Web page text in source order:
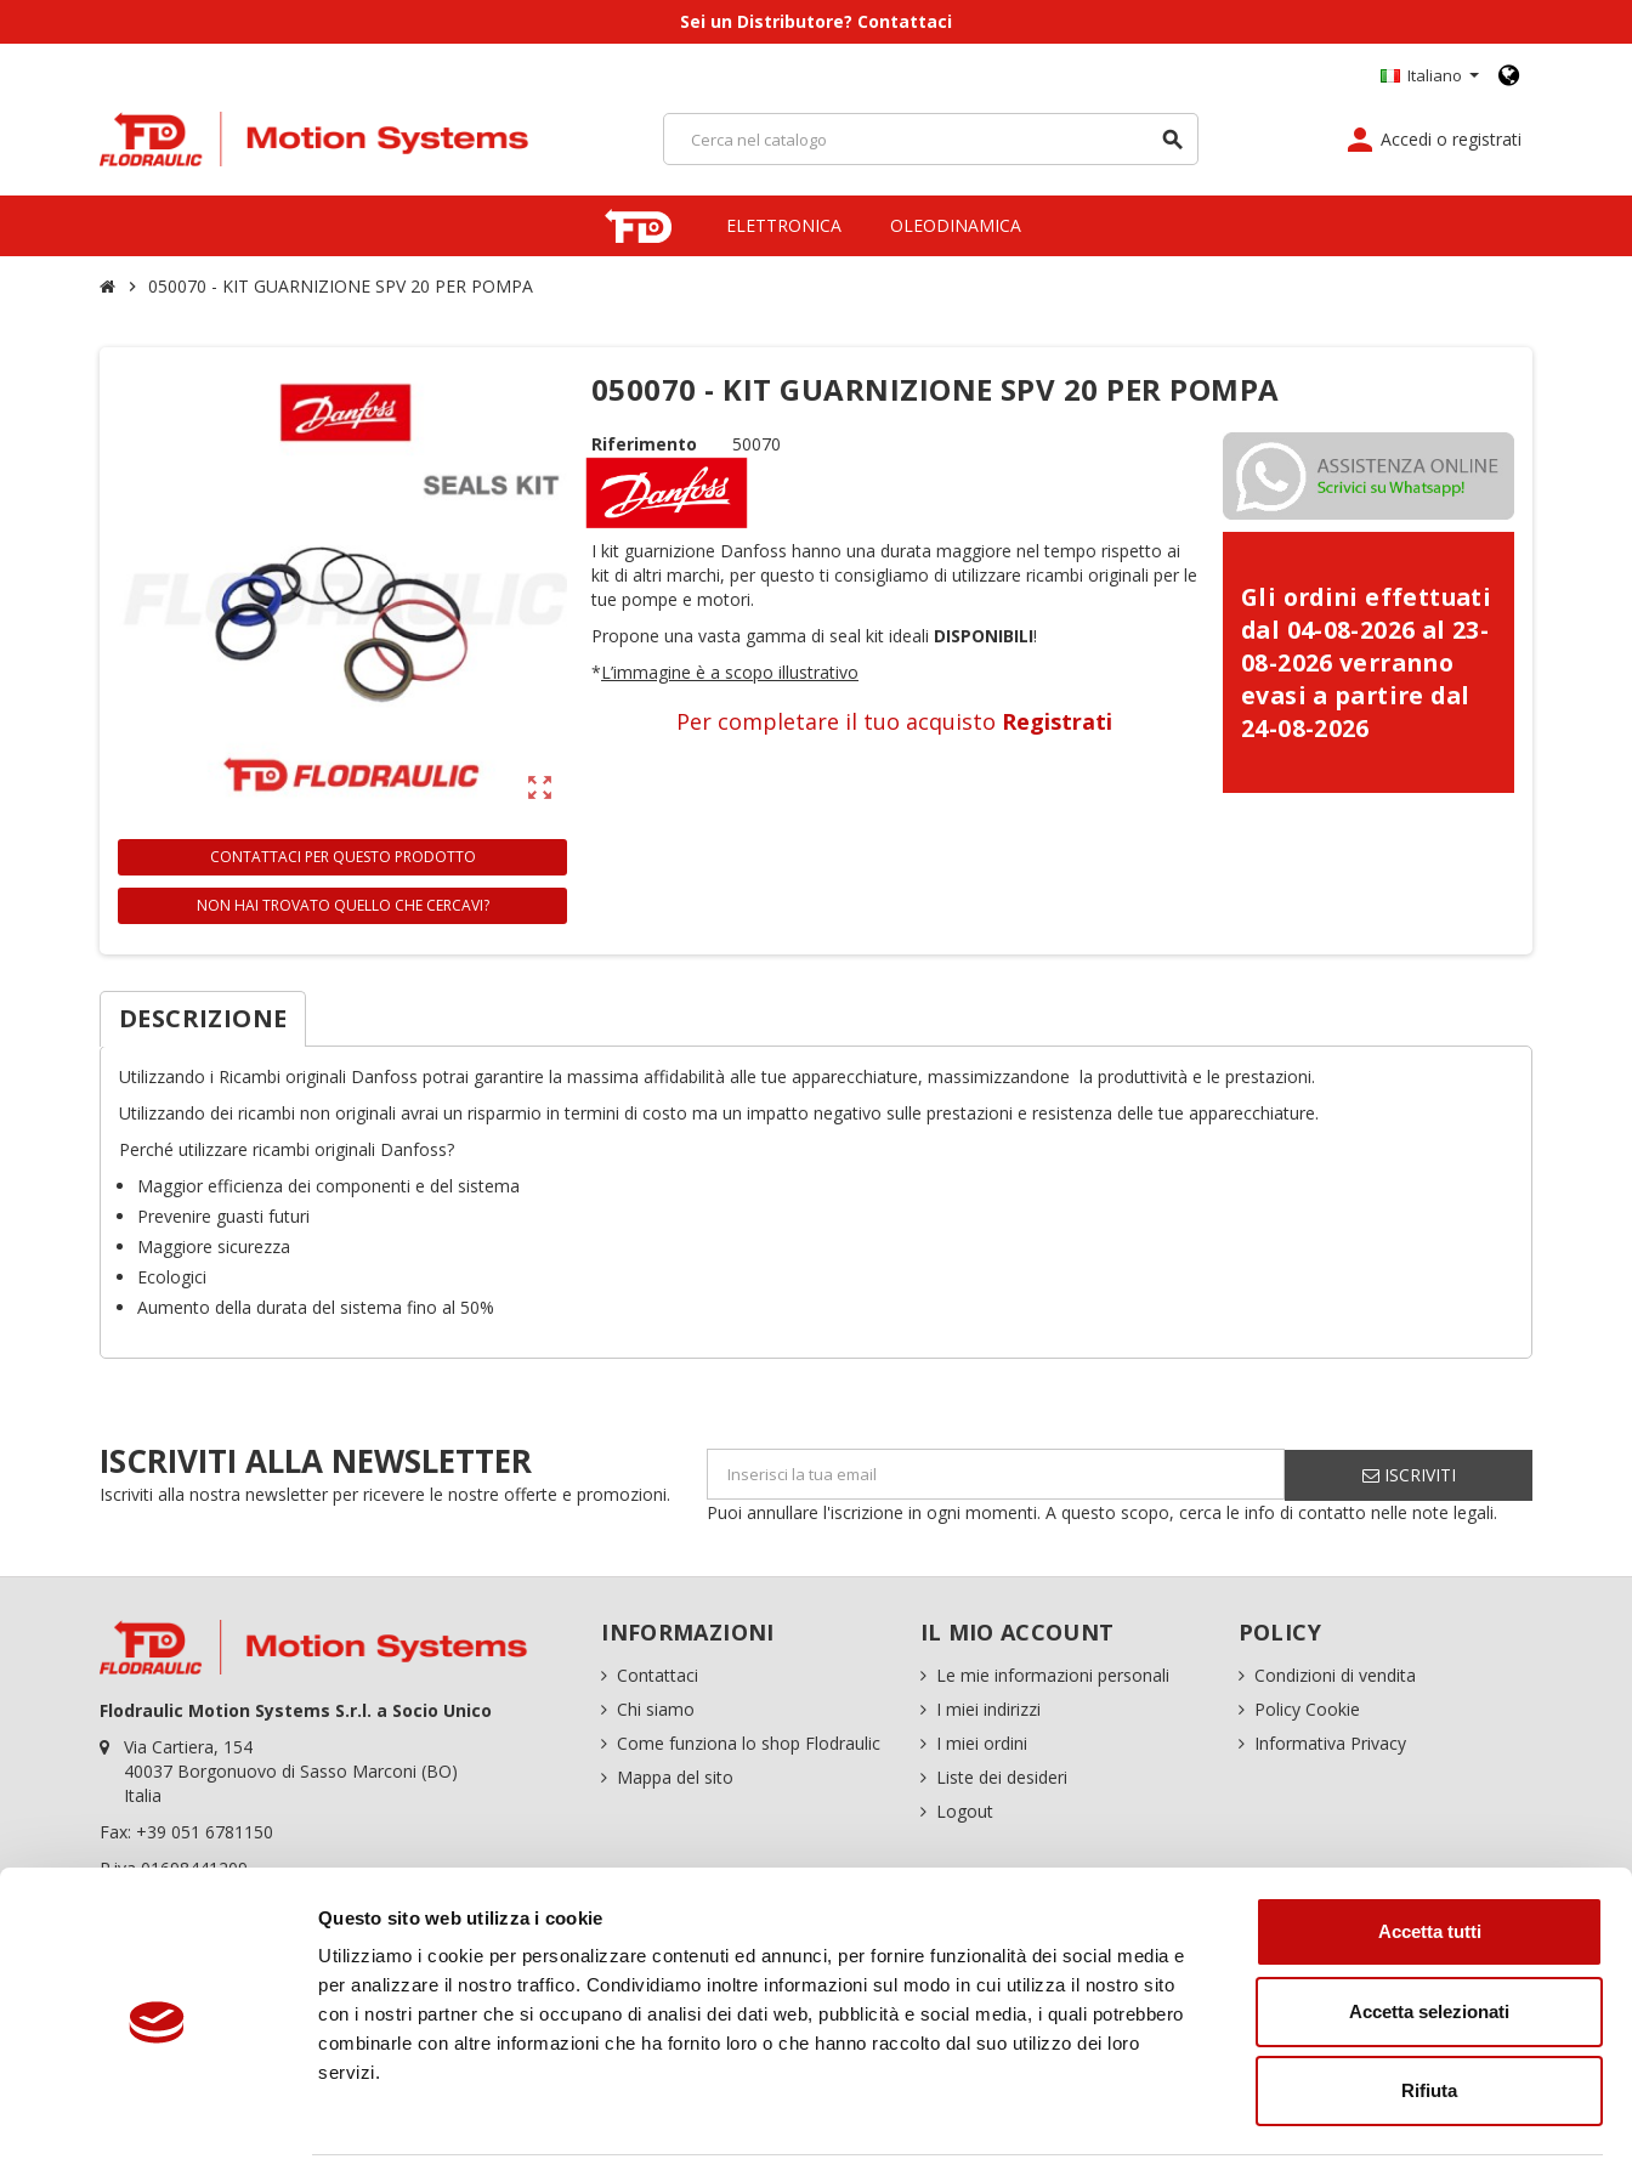
Questo sito web utilizza i cookie
Utilizziamo i cookie per personalizzare contenuti ed annunci, per fornire funzionalità dei social media e
per analizzare il nostro traffico. Condividiamo inoltre informazioni sul modo in cui utilizza il nostro sito
con i nostri partner che si occupano di analisi dei dati web, pubblicità e social media, i quali potrebbero
combinarle con altre informazioni che ha fornito loro o che hanno raccolto dal suo utilizzo dei loro
servizi.
Accetta tutti
Accetta selezionati
Rifiuta
Aggiungi alla lista dei desideri
Accedi
Devi avere effettuato l'accesso per salvare dei prodotti nella tua lista dei
desideri.
Sei un Distributore? Contattaci
Italiano
search person Accedi o registrati
ELETTRONICA OLEODINAMICA
chevron_right 050070 - KIT GUARNIZIONE SPV 20 PER POMPA
zoom_out_map
CONTATTACI PER QUESTO PRODOTTO
NON HAI TROVATO QUELLO CHE CERCAVI?
050070 - KIT GUARNIZIONE SPV 20 PER POMPA
Riferimento 50070
I kit guarnizione Danfoss hanno una durata maggiore nel tempo rispetto ai
kit di altri marchi, per questo ti consigliamo di utilizzare ricambi originali per le
tue pompe e motori.
Propone una vasta gamma di seal kit ideali DISPONIBILI!
*L’immagine è a scopo illustrativo
Per completare il tuo acquisto Registrati
Gli ordini effettuati
dal 04-08-2026 al 23-
08-2026 verranno
evasi a partire dal
24-08-2026
DESCRIZIONE
Utilizzando i Ricambi originali Danfoss potrai garantire la massima affidabilità alle tue apparecchiature, massimizzandone la produttività e le prestazioni.
Utilizzando dei ricambi non originali avrai un risparmio in termini di costo ma un impatto negativo sulle prestazioni e resistenza delle tue apparecchiature.
Perché utilizzare ricambi originali Danfoss?
Maggior efficienza dei componenti e del sistema
Prevenire guasti futuri
Maggiore sicurezza
Ecologici
Aumento della durata del sistema fino al 50%
ISCRIVITI ALLA NEWSLETTER
Iscriviti alla nostra newsletter per ricevere le nostre offerte e promozioni.
ISCRIVITI
Puoi annullare l'iscrizione in ogni momenti. A questo scopo, cerca le info di contatto nelle note legali.
Flodraulic Motion Systems S.r.l. a Socio Unico
Via Cartiera, 154
40037 Borgonuovo di Sasso Marconi (BO)
Italia
Fax: +39 051 6781150
P.iva 01698441209
+39 051 6781120
Flodraulic Motion Systems è una società
soggetta ad attività di Direzione e
Coordinamento da parte di Flodraulic Europe
INFORMAZIONI
Contattaci
Chi siamo
Come funziona lo shop Flodraulic
Mappa del sito
IL MIO ACCOUNT
Le mie informazioni personali
I miei indirizzi
I miei ordini
Liste dei desideri
Logout
POLICY
Condizioni di vendita
Policy Cookie
Informativa Privacy